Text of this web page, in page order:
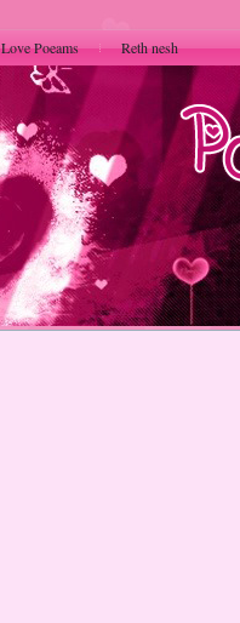
Love Poeams Reth nesh